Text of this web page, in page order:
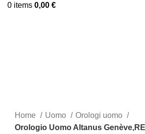
0 items 0,00 €
Home Uomo
Orologi uomo
Orologio Uomo Altanus